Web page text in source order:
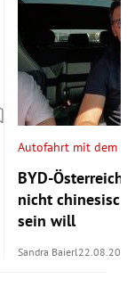
Autofahrt mit dem
BYD-Österreich-
nicht
sein will
Sandra Baierl22.08.2024